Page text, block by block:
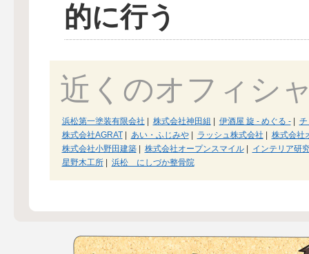
的に行う
近くのオフィシ
浜松第一塗装有限会社 株式会社神田組 伊酒屋 旋 - めぐる -|
株式会社AGRAT| あい・ふじみや| ラッシュ株式会社
株式会社
株式会社小野田建築| 株式会社オープンスマイル|
インテリア研
星野木工所| 浜松 にしづか整骨院